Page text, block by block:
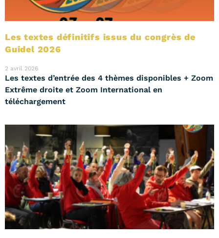
Les textes définitifs issus du congrès de
Guidel 2026
2 avril 2026
Les textes d’entrée des 4 thèmes disponibles + Zoom
Extrême droite et Zoom International en
téléchargement